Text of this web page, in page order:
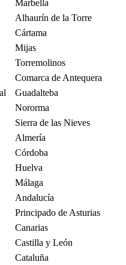
Marbella
Alhaurín de la Torre
Cártama
Mijas
Torremolinos
Comarca de Antequera
Guadalteba
Nororma
Sierra de las Nieves
Almería
Córdoba
Huelva
Málaga
Andalucía
Principado de Asturias
Canarias
Castilla y León
Cataluña